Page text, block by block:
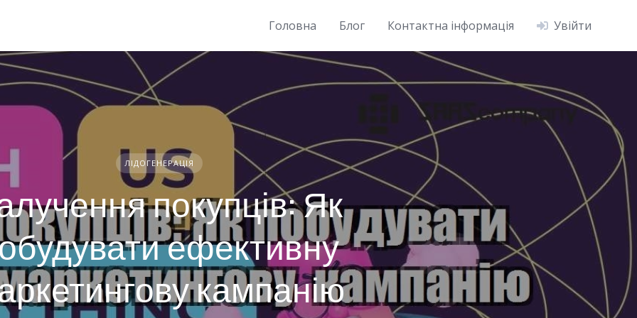
Головна Блог Контактна інформація Увійти
ЛІДОГЕНЕРАЦІЯ
покупців: Як
ефективну
кампанію